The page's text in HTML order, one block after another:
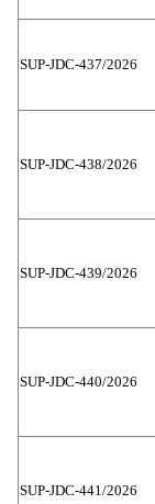
SUP-JDC-437/2026
SUP-JDC-438/2026
SUP-JDC-439/2026
SUP-JDC-440/2026
SUP-JDC-441/2026